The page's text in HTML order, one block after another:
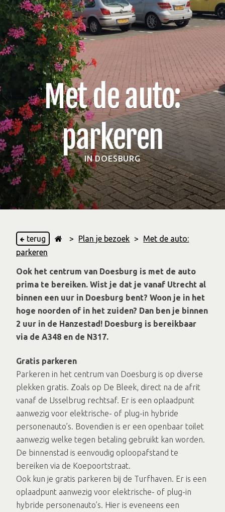
Met de auto:
parkeren
IN DOESBURG
terug > Plan je bezoek >
Met de auto:
parkeren
Ook het centrum van Doesburg is met de auto
prima te bereiken. Wist je dat je vanaf Utrecht al
binnen een uur in Doesburg bent? Woon je in het
hoge noorden of in het zuiden? Dan ben je binnen
2 uur in de Hanzestad! Doesburg is bereikbaar
via de A348 en de N317.
Gratis parkeren
Parkeren in het centrum van Doesburg is op diverse
plekken gratis. Zoals op De Bleek, direct na de afrit
vanaf de IJsselbrug rechtsaf. Er is een oplaadpunt
aanwezig voor elektrische- of plug-in hybride
personenauto’s. Bovendien is er een openbaar toilet
aanwezig welke tegen betaling gebruikt kan worden.
De binnenstad is eenvoudig oploopafstand te
bereiken via de Koepoortstraat.
Ook kun je gratis parkeren bij de Turfhaven. Er is een
oplaadpunt aanwezig voor elektrische- of plug-in
hybride personenauto’s. Hier is eveneens een